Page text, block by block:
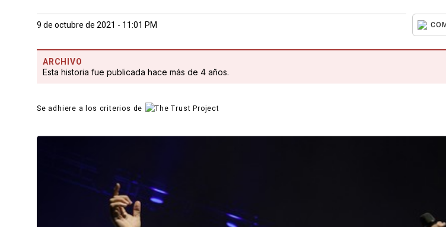
9 de octubre de 2021 - 11:01 PM
ARCHIVO
Esta historia fue publicada hace más de 4 años.
Se adhiere a los criterios de